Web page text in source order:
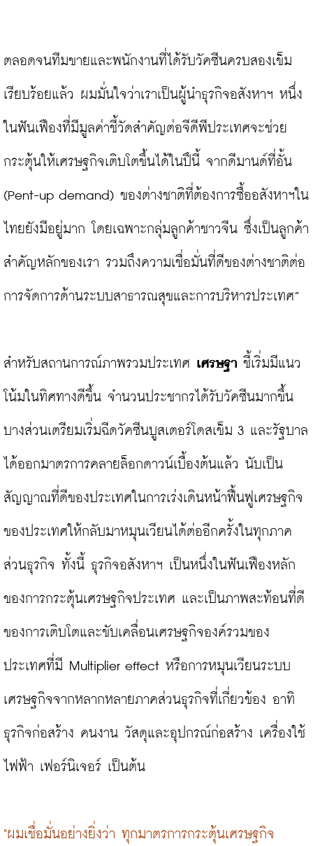
ตลอดจนทีมขายและพนักงานที่ได้รับวัคซีนครบสองเข็ม
เรียบร้อยแล้ว ผมมั่นใจว่าเราเป็นผู้นำธุรกิจอสังหาฯ หนึ่ง
ในฟันเฟืองที่มีมูลค่าชี้วัดสำคัญต่อจีดีพีประเทศจะช่วย
กระตุ้นให้เศรษฐกิจเติบโตขึ้นได้ในปึนี้ จากดีมานด์ที่อั้น
(Pent-up demand) ของต่างชาติที่ต้องการซื้ออสังหาฯใน
ไทยยังมีอยู่มาก โดยเฉพาะกลุ่มลูกค้าชาวจีน ซึ่งเป็นลูกค้า
สำคัญหลักของเรา รวมถึงความเชื่อมั่นที่ดีของต่างชาติต่อ
การจัดการด้านระบบสาธารณสุขและการบริหารประเทศ”
สำหรับสถานการณ์ภาพรวมประเทศ เศรษฐา ชี้เริ่มมีแนว
โน้มในทิศทางดีขึ้น จำนวนประชากรได้รับวัคซีนมากขึ้น
บางส่วนเตรียมเริ่มฉีดวัคซีนบูสเตอร์โดสเข็ม 3 และรัฐบาล
ได้ออกมาตรการคลายล็อกดาวน์เบื้องต้นแล้ว นับเป็น
สัญญาณที่ดีของประเทศในการเร่งเดินหน้าฟื้นฟูเศรษฐกิจ
ของประเทศให้กลับมาหมุนเวียนได้ต่ออีกครั้งในทุกภาค
ส่วนธุรกิจ ทั้งนี้ ธุรกิจอสังหาฯ เป็นหนึ่งในฟันเฟืองหลัก
ของการกระตุ้นเศรษฐกิจประเทศ และเป็นภาพสะท้อนที่ดี
ของการเติบโตและขับเคลื่อนเศรษฐกิจองค์รวมของ
ประเทศที่มี Multiplier effect หรือการหมุนเวียนระบบ
เศรษฐกิจจากหลากหลายภาคส่วนธุรกิจที่เกี่ยวข้อง อาทิ
ธุรกิจก่อสร้าง คนงาน วัสดุและอุปกรณ์ก่อสร้าง เครื่องใช้
ไฟฟ้า เฟอร์นิเจอร์ เป็นต้น
"ผมเชื่อมั่นอย่างยิ่งว่า ทุกมาตรการกระตุ้นเศรษฐกิจ